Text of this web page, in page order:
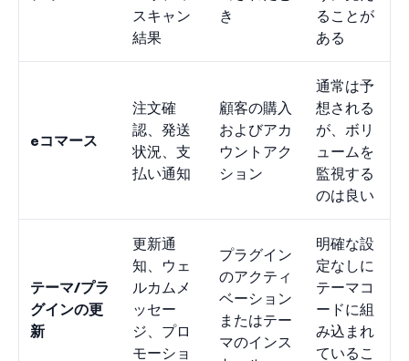
スキャン
結果
き
ることが
ある
eコマース
注文確
認、発送
状況、支
払い通知
顧客の購入
およびアカ
ウントアク
ション
通常は予
想される
が、ボリ
ュームを
監視する
のは良い
テーマ/プラ
グインの更
新
更新通
知、ウェ
ルカムメ
ッセー
ジ、プロ
モーショ
プラグイン
のアクティ
ベーション
またはテー
マのインス
明確な設
定なしに
テーマコ
ードに組
み込まれ
ているこ